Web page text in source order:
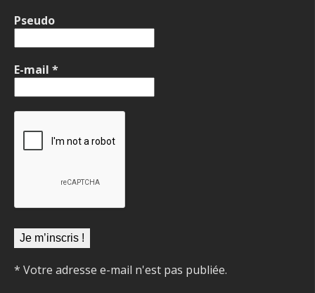
Pseudo
E-mail *
* Votre adresse e-mail n'est pas publiée.